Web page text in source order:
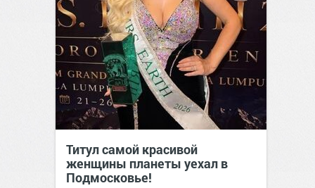
Титул самой красивой
женщины планеты уехал в
Подмосковье!